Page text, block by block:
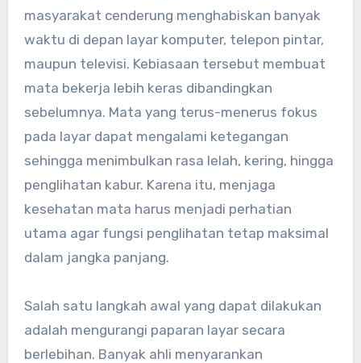
masyarakat cenderung menghabiskan banyak
waktu di depan layar komputer, telepon pintar,
maupun televisi. Kebiasaan tersebut membuat
mata bekerja lebih keras dibandingkan
sebelumnya. Mata yang terus-menerus fokus
pada layar dapat mengalami ketegangan
sehingga menimbulkan rasa lelah, kering, hingga
penglihatan kabur. Karena itu, menjaga
kesehatan mata harus menjadi perhatian
utama agar fungsi penglihatan tetap maksimal
dalam jangka panjang.
Salah satu langkah awal yang dapat dilakukan
adalah mengurangi paparan layar secara
berlebihan. Banyak ahli menyarankan